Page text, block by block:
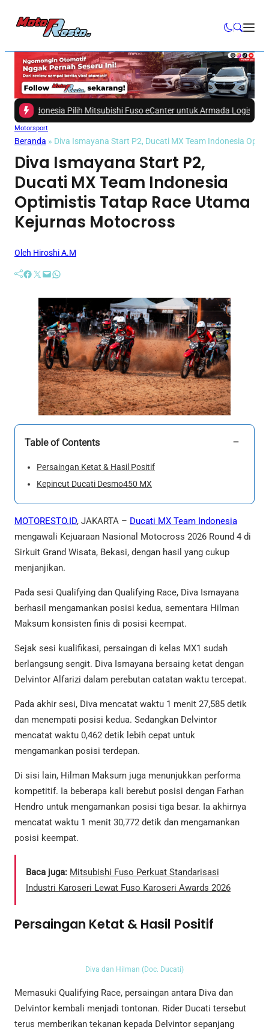
Pilih Mitsubishi Fuso eCanter untuk Armada Logistik! |#3 -
Motorsport
Beranda » Diva Ismayana Start P2, Ducati MX Team Indonesia
Diva Ismayana Start P2,
Ducati MX Team Indonesia
Optimistis Tatap Race Utama
Kejurnas Motocross
Oleh Hiroshi A.M
Facebook Twitter Mail WhatsApp
Table of Contents −
Persaingan Ketat & Hasil Positif
Kepincut Ducati Desmo450 MX
MOTORESTO.ID, JAKARTA – Ducati MX Team Indonesia
mengawali Kejuaraan Nasional Motocross 2026 Round 4 di
Sirkuit Grand Wisata, Bekasi, dengan hasil yang cukup
menjanjikan.
Pada sesi Qualifying dan Qualifying Race, Diva Ismayana
berhasil mengamankan posisi kedua, sementara Hilman
Maksum konsisten finis di posisi keempat.
Sejak sesi kualifikasi, persaingan di kelas MX1 sudah
berlangsung sengit. Diva Ismayana bersaing ketat dengan
Delvintor Alfarizi dalam perebutan catatan waktu tercepat.
Pada akhir sesi, Diva mencatat waktu 1 menit 27,585 detik
dan menempati posisi kedua. Sedangkan Delvintor
mencatat waktu 0,462 detik lebih cepat untuk
mengamankan posisi terdepan.
Di sisi lain, Hilman Maksum juga menunjukkan performa
kompetitif. Ia beberapa kali berebut posisi dengan Farhan
Hendro untuk mengamankan posisi tiga besar. Ia akhirnya
mencatat waktu 1 menit 30,772 detik dan mengamankan
posisi keempat.
Baca juga: Mitsubishi Fuso Perkuat Standarisasi
Industri Karoseri Lewat Fuso Karoseri Awards 2026
Persaingan Ketat & Hasil Positif
Diva dan Hilman (Doc. Ducati)
Memasuki Qualifying Race, persaingan antara Diva dan
Delvintor kembali menjadi tontonan. Rider Ducati tersebut
terus memberikan tekanan kepada Delvintor sepanjang